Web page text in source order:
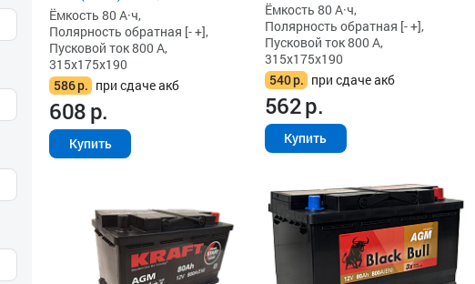
Ёмкость 80 А·ч,
Полярность обратная [- +],
Пусковой ток 800 А,
315x175x190
586р. при сдаче акб
608р.
Купить
Ёмкость 80 А·ч,
Полярность обратная [- +],
Пусковой ток 800 А,
315x175x190
540р. при сдаче акб
562р.
Купить